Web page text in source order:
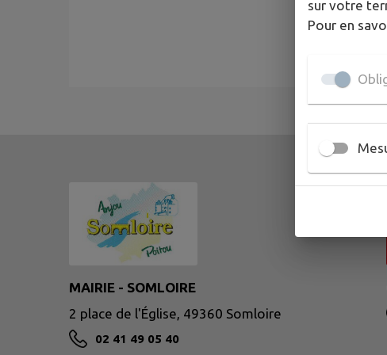
MAIRIE - SOMLOIRE
2 place de l'Église, 49360 Somloire
02 41 49 05 40
sur votre
Pour en